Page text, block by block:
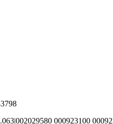
000923100